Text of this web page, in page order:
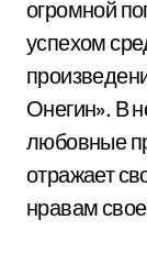
огромной
успехом
Онегин». В
любовные
отражает
нравам